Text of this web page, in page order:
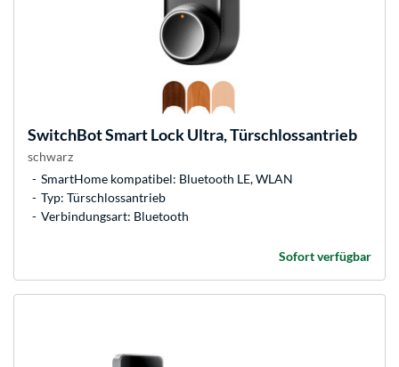
SwitchBotSmart Lock Ultra, Türschlossantrieb
schwarz
SmartHome kompatibel: Bluetooth LE, WLAN
Typ: Türschlossantrieb
Verbindungsart: Bluetooth
Sofort verfügbar